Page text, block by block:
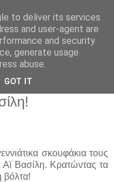
σκουφάκια τους
Αϊ Βασίλη. Κρατώντας τα
βόλτα!
to deliver its services
and user-agent are
and security
generate usage
abuse.
GOT IT